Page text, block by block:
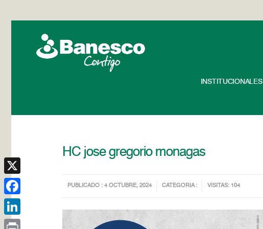
INSTITUCIONALES
HC jose gregorio monagas
PUBLICADO : 4 OCTUBRE, 2024 CATEGORIA : VISITAS: 104
X
Facebook
LinkedIn